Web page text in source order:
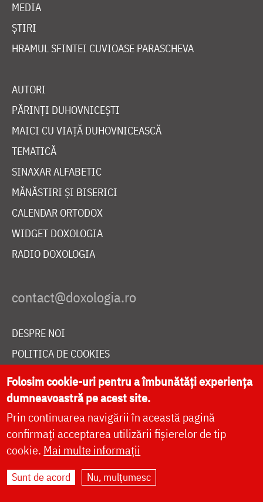
MEDIA
ȘTIRI
HRAMUL SFINTEI CUVIOASE PARASCHEVA
AUTORI
PĂRINȚI DUHOVNICEȘTI
MAICI CU VIAȚĂ DUHOVNICEASCĂ
TEMATICĂ
SINAXAR ALFABETIC
MĂNĂSTIRI ȘI BISERICI
CALENDAR ORTODOX
WIDGET DOXOLOGIA
RADIO DOXOLOGIA
DESPRE NOI
POLITICA DE COOKIES
DONEAZĂ ONLINE PENTRU CATEDRALA NAȚIONALĂ
LIVE
Site dezvoltat deDOXOLOGIA MEDIA
Arhiepiscopia Iașilor | ©
Folosim cookie-uri pentru a îmbunătăți experiența
dumneavoastră pe acest site.
Prin continuarea navigării în această pagină
confirmați acceptarea utilizării fișierelor de tip
cookie. Mai multe informații
Sunt de acord Nu, mulțumesc